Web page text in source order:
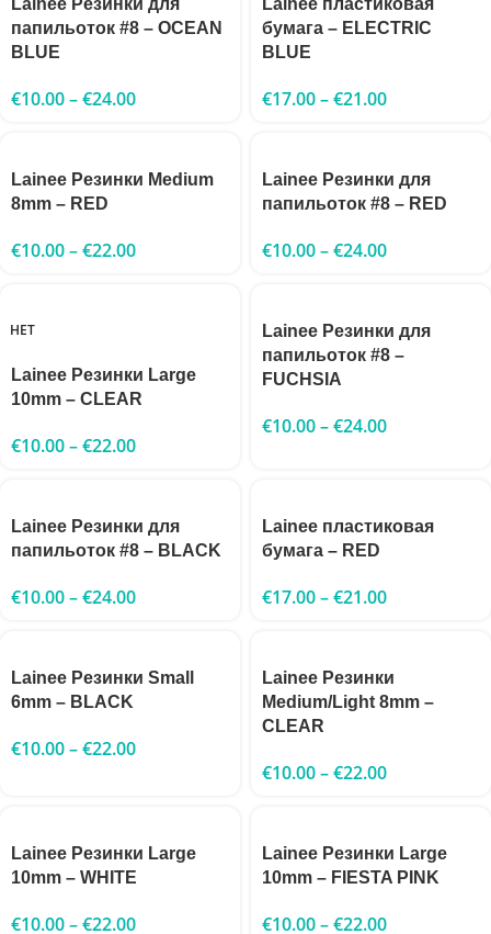
папильоток #8 – OCEAN
BLUE
€10.00–€24.00
бумага – ELECTRIC
BLUE
€17.00–€21.00
Lainee Резинки Medium
8mm – RED
€10.00–€22.00
Lainee Резинки для
папильоток #8 – RED
€10.00–€24.00
НЕТ
Lainee Резинки Large
10mm – CLEAR
€10.00–€22.00
Lainee Резинки для
папильоток #8 –
FUCHSIA
€10.00–€24.00
Lainee Резинки для
папильоток #8 – BLACK
€10.00–€24.00
Lainee пластиковая
бумага – RED
€17.00–€21.00
Lainee Резинки Small
6mm – BLACK
€10.00–€22.00
Lainee Резинки
Medium/Light 8mm –
CLEAR
€10.00–€22.00
Lainee Резинки Large
10mm – WHITE
€10.00–€22.00
Lainee Резинки Large
10mm – FIESTA PINK
€10.00–€22.00